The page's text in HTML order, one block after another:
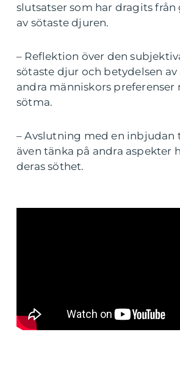
slutsatser som har dragits från
av sötaste djuren.
– Reflektion över den
sötaste djur och betydelsen
andra människors preferenser
sötma.
– Avslutning med en inbjudan
även tänka på andra aspekter
deras söthet.